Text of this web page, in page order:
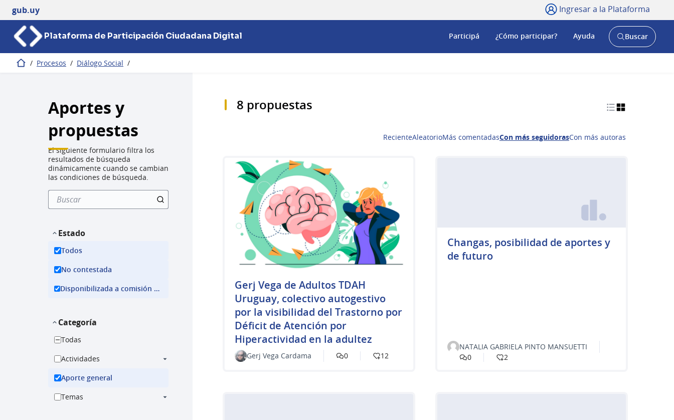
gub.uy Ingresar a la Plataforma
Plataforma de Participación Ciudadana Digital Participá ¿Cómo participar? Ayuda
AbrirBuscar
Inicio / Procesos / Diálogo Social /
Aportes y
propuestas
El siguiente formulario filtra los
resultados de búsqueda
dinámicamente cuando se cambian
las condiciones de búsqueda.
Estado
Todos
No contestada
Disponibilizada a comisión ejecutiva
Categoría
Todas
Actividades
Aporte general
Temas
8 propuestas
RecienteAleatorioMás comentadasCon más seguidorasCon más autoras
Gerj Vega de Adultos TDAH
Uruguay, colectivo autogestivo
por la visibilidad del Trastorno por
Déficit de Atención por
Hiperactividad en la adultez
Gerj Vega Cardama 0 12
Changas, posibilidad de aportes y
de futuro
NATALIA GABRIELA PINTO MANSUETTI
0
2